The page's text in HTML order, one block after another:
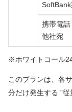
携帯電話
他社宛
※ホワイトコール
このプランは、各
分だけ発生する ”従